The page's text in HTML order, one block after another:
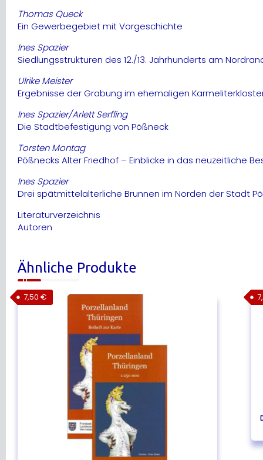
Thomas Queck
Ein Gewerbegebiet mit Vorgeschichte
Ines Spazier
Siedlungsstrukturen des 12./13. Jahrhunderts am
Ulrike Meister
Ergebnisse der Grabung im ehemaligen
Ines Spazier/Arlett Serfling
Die Stadtbefestigung von Pößneck
Torsten Montag
Pößnecks Alter Friedhof – Einblicke in das neuzeitliche
Ines Spazier
Drei spätmittelalterliche Brunnen im Norden der Stadt
Literaturverzeichnis
Autoren
Ähnliche Produkte
7,50 €